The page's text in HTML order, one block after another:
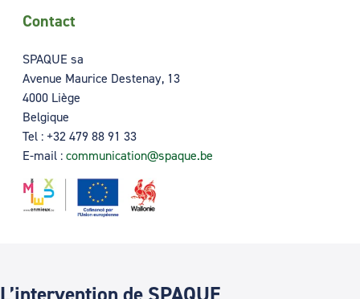
Contact
SPAQUE sa
Avenue Maurice Destenay, 13
4000 Liège
Belgique
Tel : +32 479 88 91 33
E-mail : communication@spaque.be